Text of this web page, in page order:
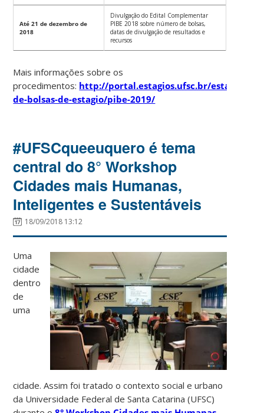
Até 21 de dezembro de
2018
Divulgação do Edital Complementar
PIBE 2018 sobre número de bolsas,
datas de divulgação de resultados e
recursos
Mais informações sobre os
procedimentos: http://portal.estagios.ufsc.br/estagio/
de-bolsas-de-estagio/pibe-2019/
#UFSCqueeuquero é tema
central do 8° Workshop
Cidades mais Humanas,
Inteligentes e Sustentáveis
18/09/2018 13:12
Uma
cidade
dentro
de
uma
cidade. Assim foi tratado o contexto social e urbano
da Universidade Federal de Santa Catarina (UFSC)